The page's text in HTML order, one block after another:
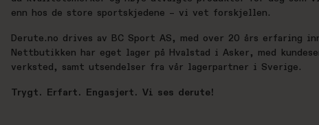
enn hos de store sportskjedene – vi vet forskjellen.
Derute.no drives av BC Sport AS, med over 20 års erfaring
Nettbutikken har eget lager på Hvalstad i Asker, med
verksted, samt utsendelser fra vår lagerpartner i Sverige.
Trygt. Erfart. Engasjert. Vi ses derute!